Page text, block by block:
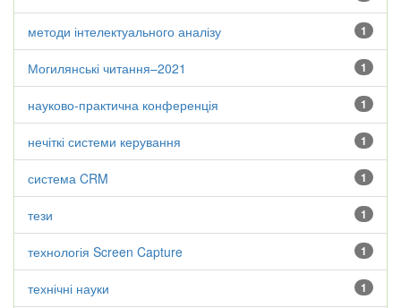
1
методи інтелектуального аналізу
1
Могилянські читання–2021
1
науково-практична конференція
1
нечіткі системи керування
1
система CRM
1
тези
1
технологія Screen Capture
1
технічні науки